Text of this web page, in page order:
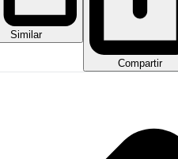
Similar
Compartir